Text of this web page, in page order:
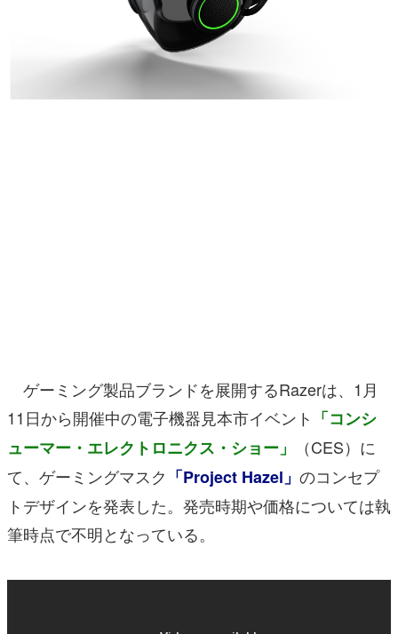
若ゲのいたり〜ゲームクリエイターの青春〜
『うつヌケ』『ペンと箸』等で知られるマンガ家・田中圭
一先生によるゲーム業界レポートマンガです。
アプリレビュー
その他
電ファミニコゲーマーとは？
運営：株式会社マレ
ゲーミング製品ブランドを展開するRazerは、1月
11日から開催中の電子機器見本市イベント 「コンシ
ューマー・エレクトロニクス・ショー」
（CES）に
て、ゲーミングマスク 「Project Hazel」 のコンセプ
トデザインを発表した。発売時期や価格については執
筆時点で不明となっている。